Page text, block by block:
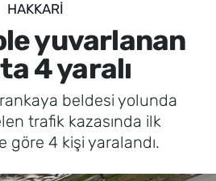
HAKKARI
yuvarlanan
4 yaralı
beldesi yolunda
trafik kazasında ilk
göre 4 kişi yaralandı.